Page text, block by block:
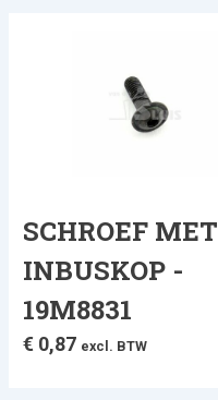
SCHROEF MET
INBUSKOP -
19M8831
€ 0,87 excl. BTW